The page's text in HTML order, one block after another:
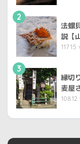
2
法螺
説【
3
縁切
麦屋